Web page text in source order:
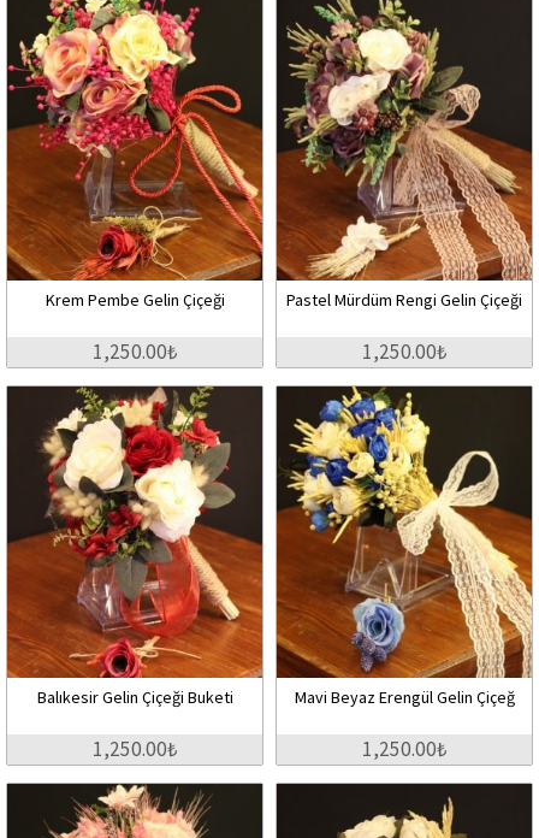
Krem Pembe Gelin Çiçeği
1,250.00₺
Pastel Mürdüm Rengi Gelin Çiçeği
1,250.00₺
Balıkesir Gelin Çiçeği Buketi
1,250.00₺
Mavi Beyaz Erengül Gelin Çiçeğ
1,250.00₺